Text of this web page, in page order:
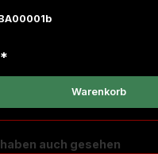
Warenkorb
überspringen
auch gesehen